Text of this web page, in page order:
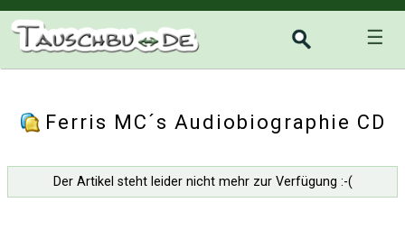
☰
Ferris MC´s Audiobiographie CD
Der Artikel steht leider nicht mehr zur Verfügung :-(